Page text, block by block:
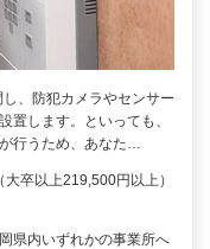
、防犯カメラやセンサー
置します。といっても、
行うため、あなた…
卒以上219,500円以上）
県内いずれかの事業所へ